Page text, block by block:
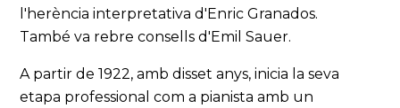
l'herència interpretativa d'Enric Granados.
També va rebre consells d'Emil Sauer.
A partir de 1922, amb disset anys, inicia la seva
etapa professional com a pianista amb un